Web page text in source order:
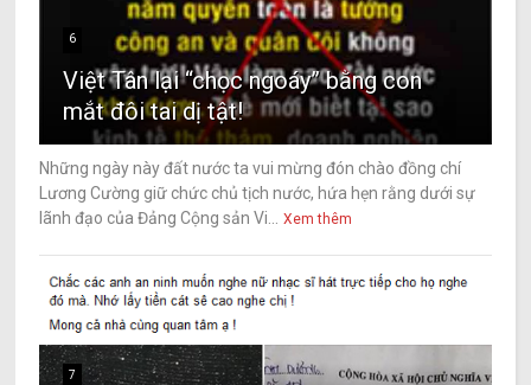
6
Việt Tân lại “chọc ngoáy” bằng con
mắt đôi tai dị tật!
Những ngày này đất nước ta vui mừng đón chào đồng chí
Lương Cường giữ chức chủ tịch nước, hứa hẹn rằng dưới sự
lãnh đạo của Đảng Cộng sản Vi...
Xem thêm
7